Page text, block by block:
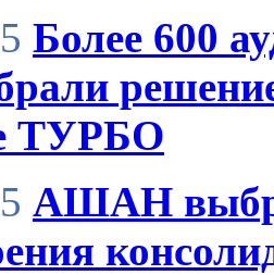
Более 600
ТУРБО
АШАН